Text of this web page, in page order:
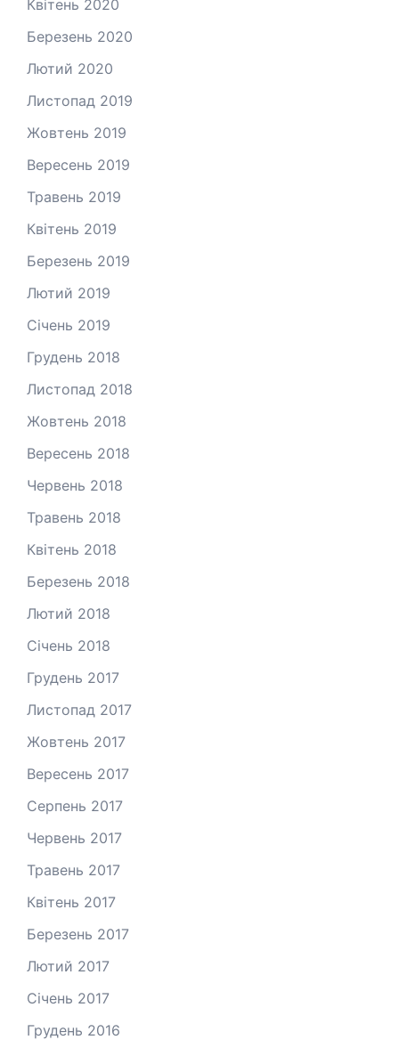
Квітень 2020
Березень 2020
Лютий 2020
Листопад 2019
Жовтень 2019
Вересень 2019
Травень 2019
Квітень 2019
Березень 2019
Лютий 2019
Січень 2019
Грудень 2018
Листопад 2018
Жовтень 2018
Вересень 2018
Червень 2018
Травень 2018
Квітень 2018
Березень 2018
Лютий 2018
Січень 2018
Грудень 2017
Листопад 2017
Жовтень 2017
Вересень 2017
Серпень 2017
Червень 2017
Травень 2017
Квітень 2017
Березень 2017
Лютий 2017
Січень 2017
Грудень 2016